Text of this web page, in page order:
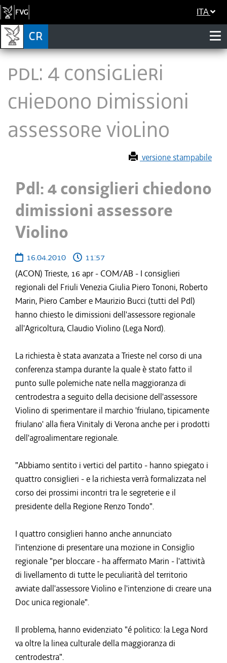
ITA
Pdl: 4 consiglieri
chiedono dimissioni
assessore Violino
versione stampabile
Pdl: 4 consiglieri chiedono
dimissioni assessore
Violino
16.04.2010
11:57
(ACON) Trieste, 16 apr - COM/AB - I consiglieri
regionali del Friuli Venezia Giulia Piero Tononi, Roberto
Marin, Piero Camber e Maurizio Bucci (tutti del Pdl)
hanno chiesto le dimissioni dell'assessore regionale
all'Agricoltura, Claudio Violino (Lega Nord).
La richiesta è stata avanzata a Trieste nel corso di una
conferenza stampa durante la quale è stato fatto il
punto sulle polemiche nate nella maggioranza di
centrodestra a seguito della decisione dell'assessore
Violino di sperimentare il marchio 'friulano, tipicamente
friulano' alla fiera Vinitaly di Verona anche per i prodotti
dell'agroalimentare regionale.
"Abbiamo sentito i vertici del partito - hanno spiegato i
quattro consiglieri - e la richiesta verrà formalizzata nel
corso dei prossimi incontri tra le segreterie e il
presidente della Regione Renzo Tondo".
I quattro consiglieri hanno anche annunciato
l'intenzione di presentare una mozione in Consiglio
regionale "per bloccare - ha affermato Marin - l'attività
di livellamento di tutte le peculiarità del territorio
avviate dall'assessore Violino e l'intenzione di creare una
Doc unica regionale".
Il problema, hanno evidenziato "é politico: la Lega Nord
va oltre la linea culturale della maggioranza di
centrodestra".